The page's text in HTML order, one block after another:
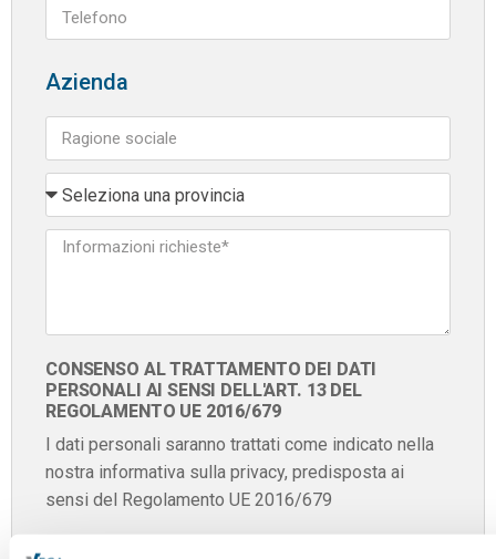
Azienda
CONSENSO AL TRATTAMENTO DEI DATI
PERSONALI AI SENSI DELL'ART. 13 DEL
REGOLAMENTO UE 2016/679
I dati personali saranno trattati come indicato nella
nostra informativa sulla privacy, predisposta ai
sensi del Regolamento UE 2016/679